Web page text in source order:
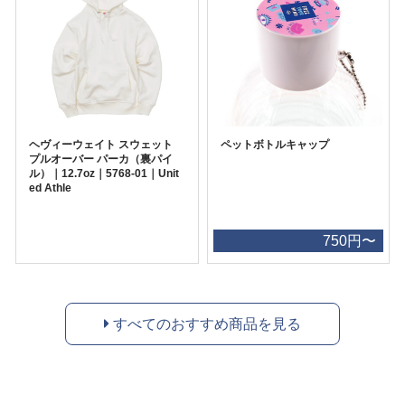
ヘヴィーウェイト スウェット
プルオーバー パーカ（裏パイ
ル）｜12.7oz｜5768-01｜Unit
ed Athle
ペットボトルキャップ
750円〜
すべてのおすすめ商品を見る